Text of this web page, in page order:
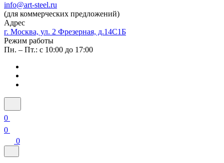
info@art-steel.ru
(для коммерческих предложений)
Адрес
г. Москва, ул. 2 Фрезерная, д.14С1Б
Режим работы
Пн. – Пт.: с 10:00 до 17:00
0
0
0